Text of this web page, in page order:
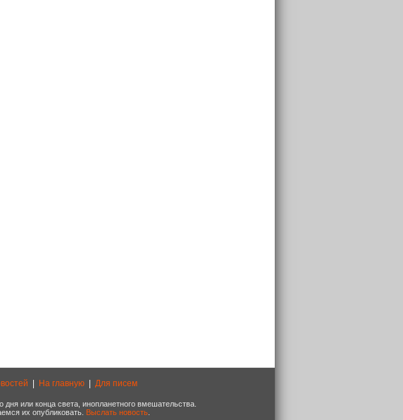
На главную Для писем
или конца света, инопланетного вмешательства.
их опубликовать. Выслать новость